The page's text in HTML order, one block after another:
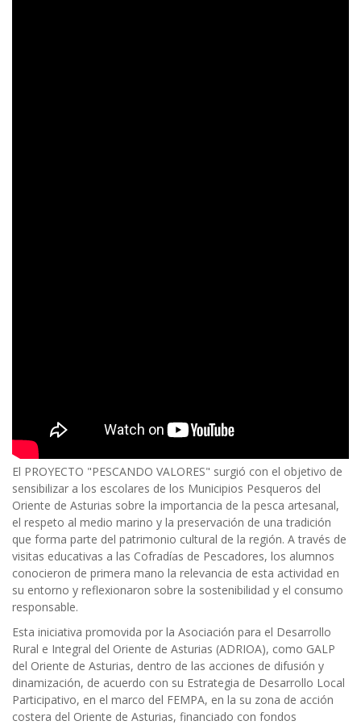
Body
El PROYECTO "PESCANDO VALORES" surgió con el objetivo de
sensibilizar a los escolares de los Municipios Pesqueros del
Oriente de Asturias sobre la importancia de la pesca artesanal,
el respeto al medio marino y la preservación de una tradición
que forma parte del patrimonio cultural de la región. A través de
visitas educativas a las Cofradías de Pescadores, los alumnos
conocieron de primera mano la relevancia de esta actividad en
su entorno y reflexionaron sobre la sostenibilidad y el consumo
responsable.
Esta iniciativa promovida por la Asociación para el Desarrollo
Rural e Integral del Oriente de Asturias (ADRIOA), como GALP
del Oriente de Asturias, dentro de las acciones de difusión y
dinamización, de acuerdo con su Estrategia de Desarrollo Local
Participativo, en el marco del FEMPA, en la su zona de acción
costera del Oriente de Asturias, financiado con fondos